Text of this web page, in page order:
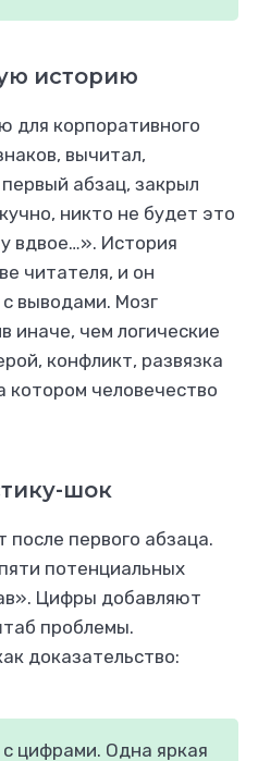
историю
для корпоративного
вычитал,
абзац, закрыл
никто не будет это
вдвое…». История
читателя, и он
выводами. Мозг
иначе, чем логические
конфликт, развязка
котором человечество
шок
после первого абзаца.
потенциальных
Цифры добавляют
проблемы.
доказательство:
цифрами. Одна яркая